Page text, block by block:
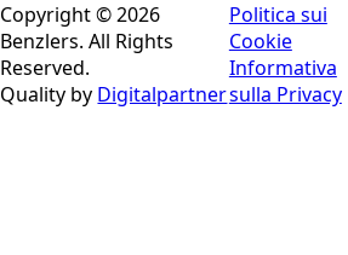
Copyright © 2026
Benzlers. All Rights
Reserved.
Quality by Digitalpartner
Politica sui
Cookie
Informativa
sulla Privacy